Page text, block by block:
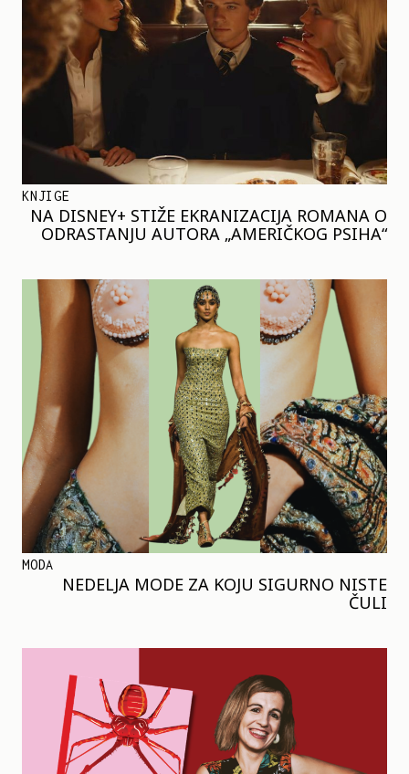
KNJIGE
NA DISNEY+ STIŽE EKRANIZACIJA ROMANA O
ODRASTANJU AUTORA „AMERIČKOG PSIHA“
MODA
NEDELJA MODE ZA KOJU SIGURNO NISTE
ČULI